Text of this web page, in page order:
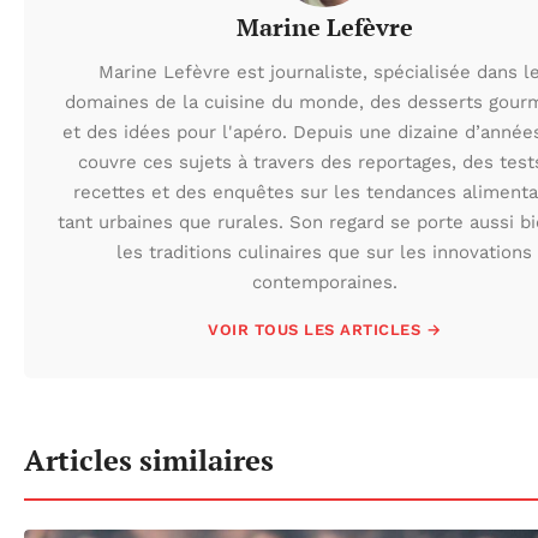
Marine Lefèvre
Marine Lefèvre est journaliste, spécialisée dans
domaines de la cuisine du monde, des desserts
et des idées pour l'apéro. Depuis une dizaine
couvre ces sujets à travers des reportages, des
recettes et des enquêtes sur les tendances
tant urbaines que rurales. Son regard se porte aussi
les traditions culinaires que sur les innovations
contemporaines.
VOIR TOUS LES ARTICLES →
Articles similaires